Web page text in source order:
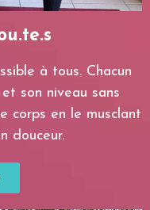
à tous. Chacun
son niveau sans
corps en le musclant
douceur.